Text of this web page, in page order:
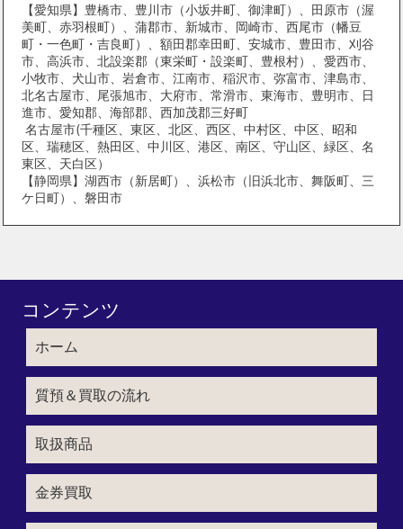
【愛知県】豊橋市、豊川市（小坂井町、御津町）、田原市（渥
美町、赤羽根町）、蒲郡市、新城市、岡崎市、西尾市（幡豆
町・一色町・吉良町）、額田郡幸田町、安城市、豊田市、刈谷
市、高浜市、北設楽郡（東栄町・設楽町、豊根村）、愛西市、
小牧市、犬山市、岩倉市、江南市、稲沢市、弥富市、津島市、
北名古屋市、尾張旭市、大府市、常滑市、東海市、豊明市、日
進市、愛知郡、海部郡、西加茂郡三好町
名古屋市(千種区、東区、北区、西区、中村区、中区、昭和
区、瑞穂区、熱田区、中川区、港区、南区、守山区、緑区、名
東区、天白区）
【静岡県】湖西市（新居町）、浜松市（旧浜北市、舞阪町、三
ケ日町）、磐田市
コンテンツ
ホーム
質預＆買取の流れ
取扱商品
金券買取